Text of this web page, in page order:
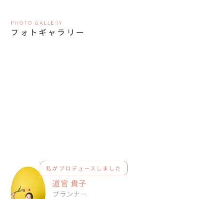
PHOTO GALLERY
フォトギャラリー
私がプロデュースしました
道官 貴子
プランナー